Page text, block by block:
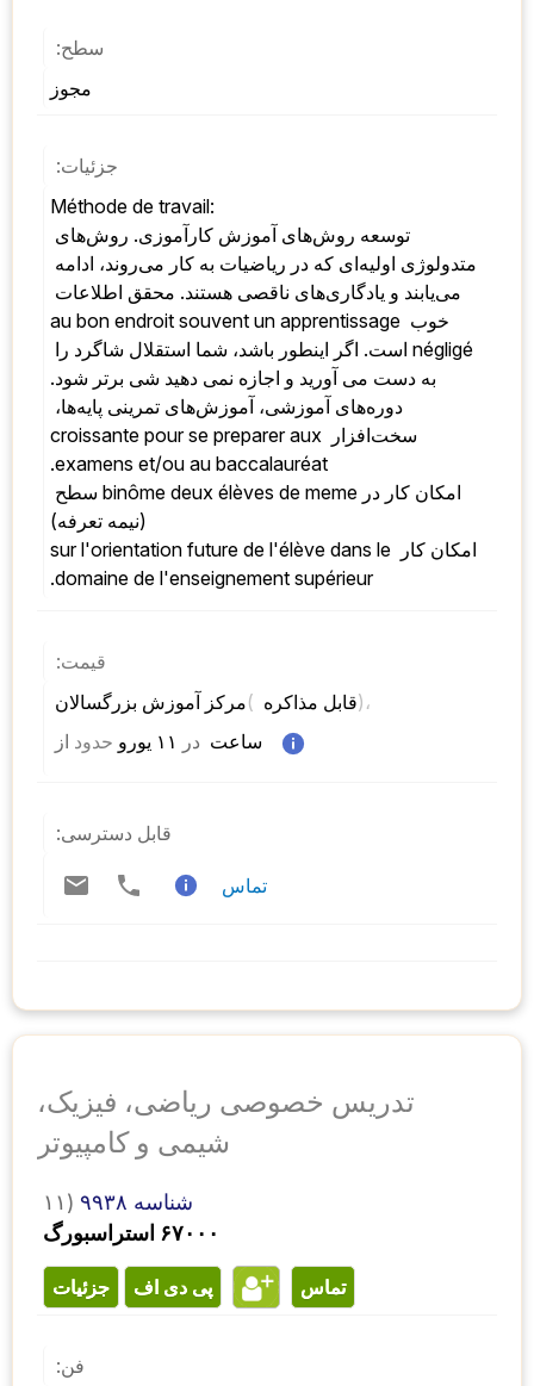
سطح:
مجوز
جزئیات:
خوب au bon endroit souvent un apprentissage
سخت‌افزار croissante pour se preparer aux
امکان کار sur l'orientation future de l'élève dans le
domaine de l'enseignement supérieur.
قیمت:
مرکز آموزش بزرگسالان ( قابل مذاکره )،
از حدود در ساعت
قابل دسترسی:
تماس
تدریس خصوصی ریاضی، فیزیک،
شیمی و کامپیوتر
۱۱)
شناسه ۹۹۳۸
۶۷۰۰۰ استراسبورگ
جزئیات پی دی اف تماس
فن: